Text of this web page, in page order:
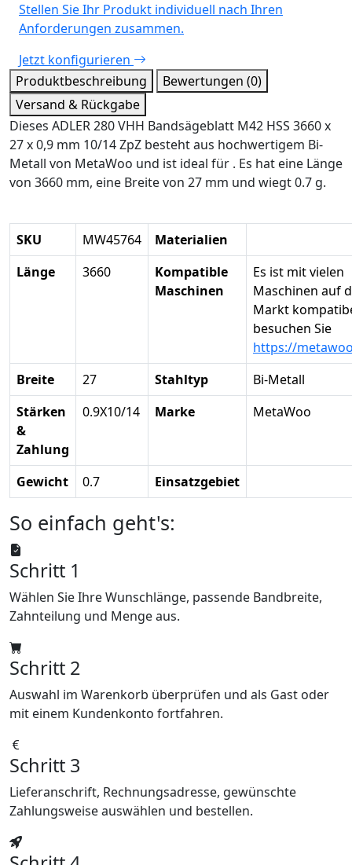
Stellen Sie Ihr Produkt individuell nach Ihren
Anforderungen zusammen.
Jetzt konfigurieren
Produktbeschreibung
Bewertungen (0)
Versand & Rückgabe
Dieses ADLER 280 VHH Bandsägeblatt M42 HSS 3660 x
27 x 0,9 mm 10/14 ZpZ besteht aus hochwertigem Bi-
Metall von MetaWoo und ist ideal für . Es hat eine Länge
von 3660 mm, eine Breite von 27 mm und wiegt 0.7 g.
SKU MW45764
Materialien
Länge
3660
Kompatible
Maschinen
Es ist mit vielen
Maschinen auf
Markt
besuchen Sie
https://
Breite
27 Stahltyp
Bi-Metall
Stärken
&
Zahlung
0.9X10/14 Marke MetaWoo
Gewicht 0.7 Einsatzgebiet
So einfach geht's:
Schritt 1
Wählen Sie Ihre Wunschlänge, passende Bandbreite,
Zahnteilung und Menge aus.
Schritt 2
Auswahl im Warenkorb überprüfen und als Gast oder
mit einem Kundenkonto fortfahren.
Schritt 3
Lieferanschrift, Rechnungsadresse, gewünschte
Zahlungsweise auswählen und bestellen.